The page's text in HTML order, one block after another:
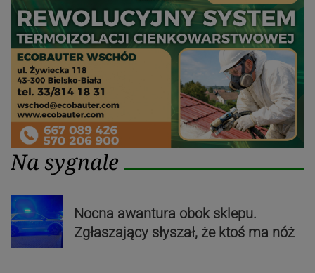
Na sygnale
Nocna awantura obok sklepu.
Zgłaszający słyszał, że ktoś ma nóż